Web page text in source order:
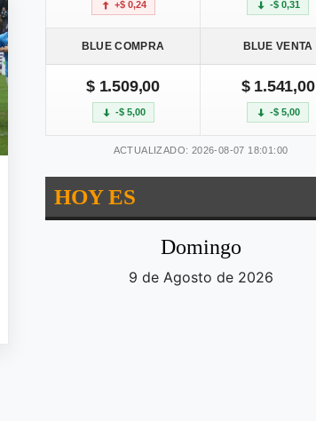
+$ 0,24 -$ 0,31
BLUE COMPRA BLUE VENTA
$ 1.509,00
-$ 5,00
$ 1.541,00
-$ 5,00
ACTUALIZADO: 2026-08-07 18:01:00
HOY ES
Domingo
9 de Agosto de 2026